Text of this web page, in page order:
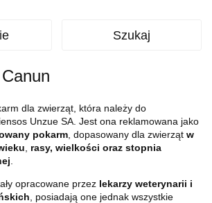
Szukaj
dla zwierząt, która należy do
Unzue SA. Jest ona reklamowana jako
pokarm , dopasowany dla zwierząt w
rasy, wielkości oraz stopnia
opracowane przez lekarzy weterynarii i
, posiadają one jednak wszystkie